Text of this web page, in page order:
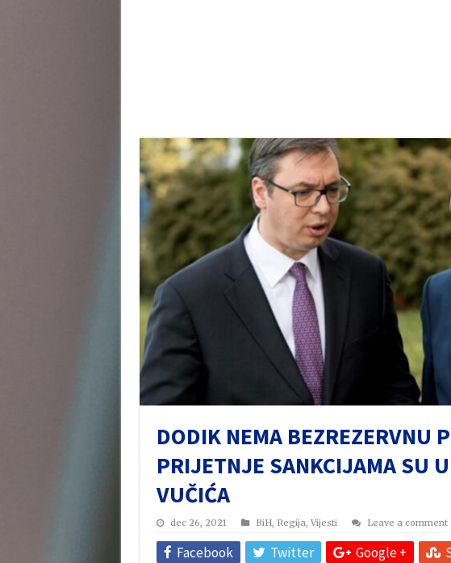
DODIK NEMA BEZREZERVNU
PRIJETNJE SANKCIJAMA SU
VUČIĆA
dec 26, 2021 BiH, Regija, Vijesti Leave a comment
Facebook Twitter Google +